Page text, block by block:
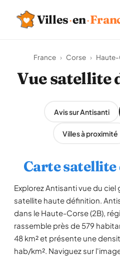
Villes·en·
France › Corse › Haute-
Vue satellite
Avis sur Antisanti
Villes à proximité
Carte
Explorez Antisanti vue du
satellite haute définition.
dans le Haute-Corse (2B),
rassemble près de 579
48 km² et présente une
hab/km². Naviguez sur